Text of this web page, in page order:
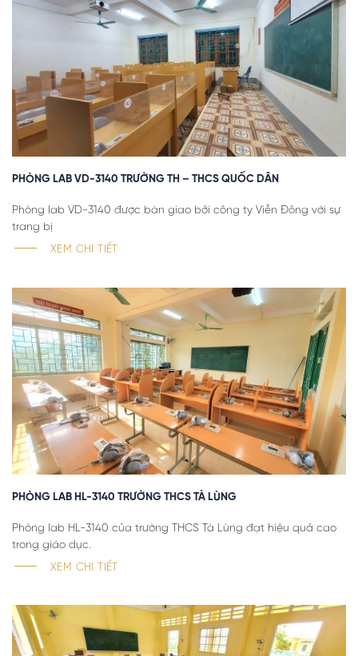
PHÒNG LAB VD-3140 TRƯỜNG TH – THCS QUỐC DÂN
Phòng lab VD-3140 được bàn giao bởi công ty Viễn Đông với sự
trang bị
XEM CHI TIẾT
PHÒNG LAB HL-3140 TRƯỜNG THCS TÀ LÙNG
Phòng lab HL-3140 của trường THCS Tà Lùng đạt hiệu quả cao
trong giáo dục.
XEM CHI TIẾT